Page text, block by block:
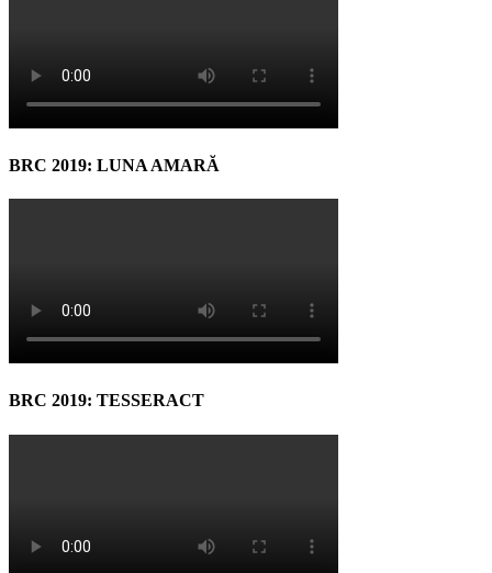
BRC 2019: LUNA AMARĂ
BRC 2019: TESSERACT